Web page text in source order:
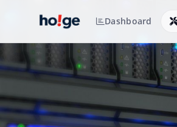
Dashboard